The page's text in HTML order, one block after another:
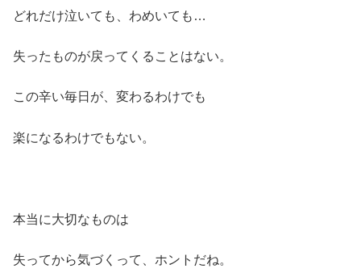
どれだけ泣いても、わめいても…
失ったものが戻ってくることはない。
この辛い毎日が、変わるわけでも
楽になるわけでもない。
本当に大切なものは
失ってから気づくって、ホントだね。